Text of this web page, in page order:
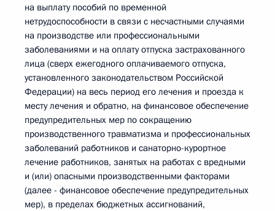
на выплату пособий по временной
нетрудоспособности в связи с несчастными случаями
на производстве или профессиональными
заболеваниями и на оплату отпуска застрахованного
лица (сверх ежегодного оплачиваемого отпуска,
установленного законодательством Российской
Федерации) на весь период его лечения и проезда к
месту лечения и обратно, на финансовое обеспечение
предупредительных мер по сокращению
производственного травматизма и профессиональных
заболеваний работников и санаторно-курортное
лечение работников, занятых на работах с вредными
и (или) опасными производственными факторами
(далее - финансовое обеспечение предупредительных
мер), в пределах бюджетных ассигнований,